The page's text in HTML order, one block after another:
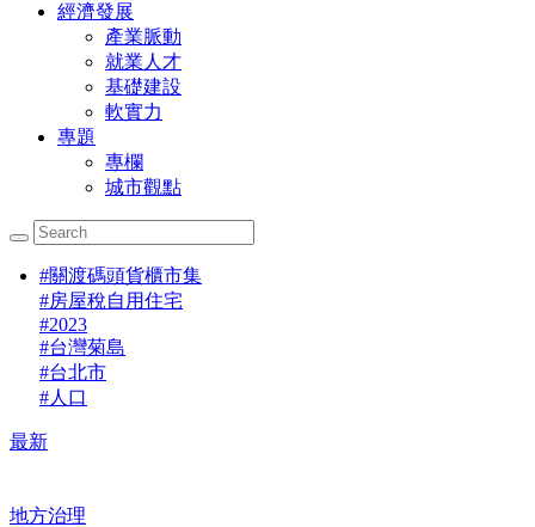
經濟發展
產業脈動
就業人才
基礎建設
軟實力
專題
專欄
城市觀點
#關渡碼頭貨櫃市集
#房屋稅自用住宅
#2023
#台灣菊島
#台北市
#人口
最新
地方治理